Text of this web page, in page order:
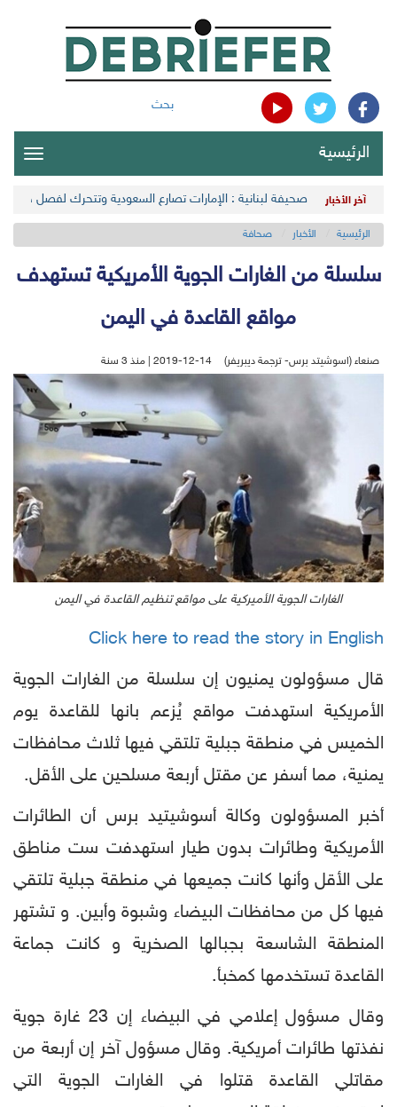
بحث
الرئيسية
آخر الأخبار صحيفة لبنانية : الإمارات تصارع السعودية وتتحرك لفصل جنوب
الرئيسية الأخبار صحافة
سلسلة من الغارات الجوية الأمريكية تستهدف
مواقع القاعدة في اليمن
صنعاء (اسوشيتد برس- ترجمة ديبريفر) 2019-12-14 | منذ 3 سنة
الغارات الجوية الأميركية على مواقع تنظيم القاعدة في اليمن
Click here to read the story in English
قال مسؤولون يمنيون إن سلسلة من الغارات الجوية
الأمريكية استهدفت مواقع يُزعم بانها للقاعدة يوم
الخميس في منطقة جبلية تلتقي فيها ثلاث محافظات
يمنية، مما أسفر عن مقتل أربعة مسلحين على الأقل.
أخبر المسؤولون وكالة أسوشيتيد برس أن الطائرات
الأمريكية وطائرات بدون طيار استهدفت ست مناطق
على الأقل وأنها كانت جميعها في منطقة جبلية تلتقي
فيها كل من محافظات البيضاء وشبوة وأبين. و تشتهر
المنطقة الشاسعة بجبالها الصخرية و كانت جماعة
القاعدة تستخدمها كمخبأ.
وقال مسؤول إعلامي في البيضاء إن 23 غارة جوية
نفذتها طائرات أمريكية. وقال مسؤول آخر إن أربعة من
مقاتلي القاعدة قتلوا في الغارات الجوية التي